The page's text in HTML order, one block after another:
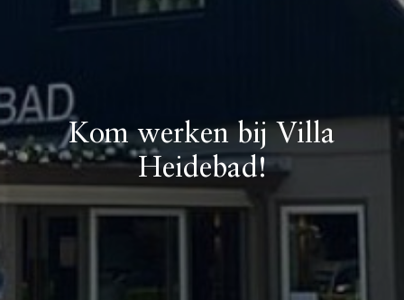
Kom werken bij Villa
Heidebad!